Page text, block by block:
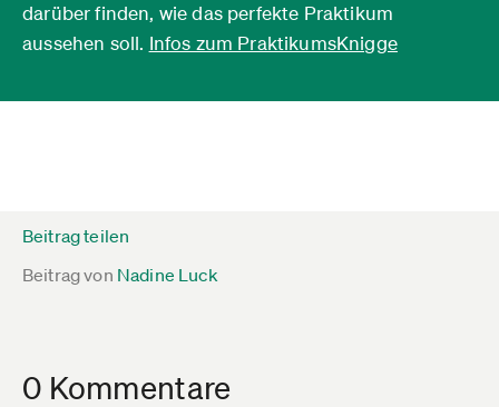
darüber finden, wie das perfekte Praktikum
aussehen soll. Infos zum PraktikumsKnigge
Beitrag teilen
Beitrag von Nadine Luck
0 Kommentare